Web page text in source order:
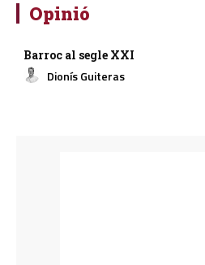
Opinió
Barroc al segle XXI
Dionís Guiteras